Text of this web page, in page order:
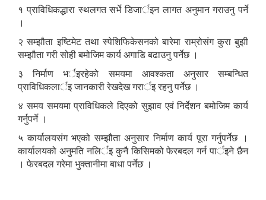
१ प्राविधिकद्धारा स्थलगत सर्भे डिजार्इन लागत अनुमान गराउनु पर्ने
।
२ सम्झौता इष्टिमेट तथा स्पेशिफिकेसनको बारेमा राम्रोसंग कुरा बुझी
सम्झौता गरी सोही बमोजिम कार्य अगाडि बढाउनु पर्नेछ ।
३ निर्माण भर्इरहेको समयमा आवश्कता अनुसार सम्बन्धित
प्राविधिकलार्इ जानकारी रेखदेख गरार्इ रहनु पर्नेछ ।
४ समय समयमा प्राविधिकले दिएको सुझाव एवं निर्देशन बमोजिम कार्य
गर्नुपर्ने ।
५ कार्यालयसंग भएको सम्झौता अनुसार निर्माण कार्य पूरा गर्नुपर्नेछ ।
कार्यालयको अनुमति नलिर्इ कुनै किसिमको फेरबदल गर्न पार्इने छैन
। फेरबदल गरेमा भुक्तानीमा बाधा पर्नेछ ।